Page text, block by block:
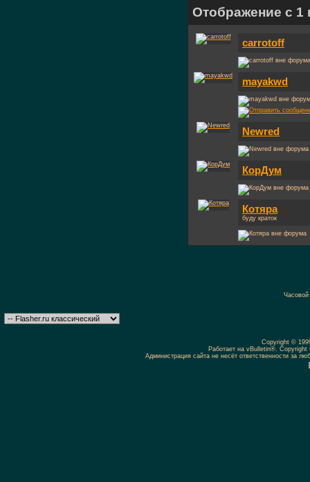
Отображение с 1
carrotoff
mayakwd
Newred
КорДум
Котяра
буду краток
Copyright ©
Работает на vBulletin®.
Администрация сайта не несёт ответственности за